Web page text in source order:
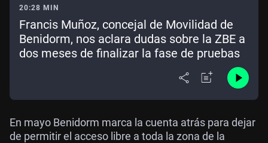
20:28 MIN
Francis Muñoz, concejal de Movilidad de
Benidorm, nos aclara dudas sobre la ZBE a
dos meses de finalizar la fase de pruebas
En mayo Benidorm marca la cuenta atrás para dejar
de permitir el acceso libre a toda la zona de la